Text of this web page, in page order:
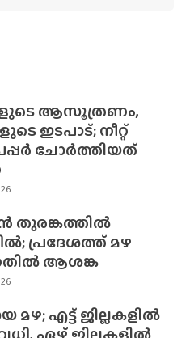
ആസൂത്രണം,
ഇടപാട്; നീറ്റ്
ചോർത്തിയത്
തുരങ്കത്തിൽ
പ്രദേശത്ത് മഴ
ആശങ്ക
മഴ; എട്ട് ജില്ലകളിൽ